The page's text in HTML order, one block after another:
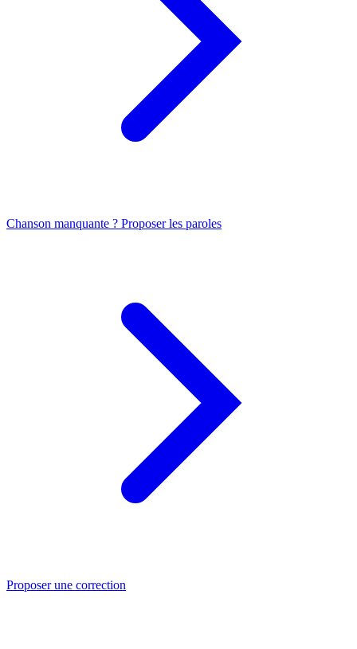
Chanson manquante ? Proposer les paroles
Proposer une correction